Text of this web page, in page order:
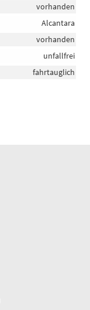
vorhanden
Alcantara
vorhanden
unfallfrei
fahrtauglich